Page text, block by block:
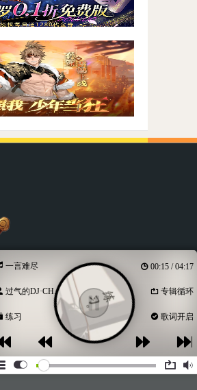
一言难尽 00:16 / 04:17
过气的DJ·CH... 专辑循环
练习 歌词开启